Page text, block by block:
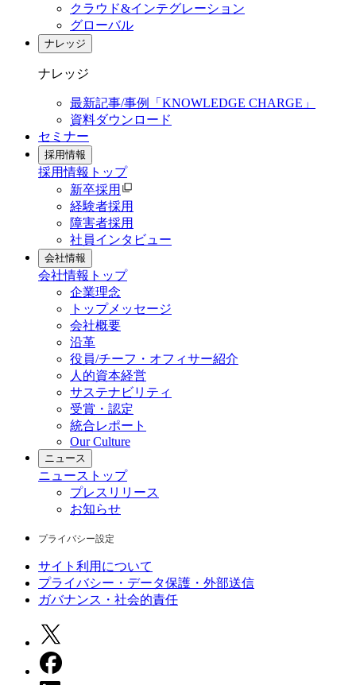
クラウド&インテグレーション
グローバル
ナレッジ
ナレッジ
最新記事/事例「KNOWLEDGE CHARGE」
資料ダウンロード
セミナー
採用情報
採用情報 トップ
新卒採用
経験者採用
障害者採用
社員インタビュー
会社情報
会社情報 トップ
企業理念
トップメッセージ
会社概要
沿革
役員/チーフ・オフィサー紹介
人的資本経営
サステナビリティ
受賞・認定
統合レポート
Our Culture
ニュース
ニュース トップ
プレスリリース
お知らせ
プライバシー設定
サイト利用について
プライバシー・データ保護・外部送信
ガバナンス・社会的責任